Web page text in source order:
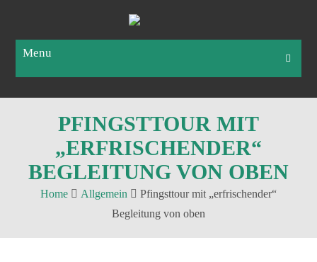
Menu
PFINGSTTOUR MIT
„ERFRISCHENDER“
BEGLEITUNG VON OBEN
Home Allgemein
Pfingsttour mit „erfrischender“
Begleitung von oben